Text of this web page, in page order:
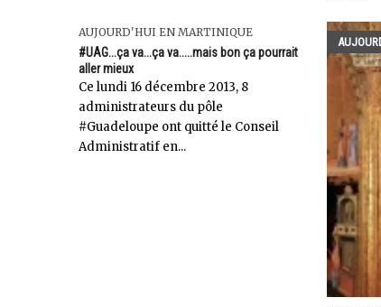
AUJOURD'HUI EN MARTINIQUE
#UAG...ça va...ça va.....mais bon ça pourrait
aller mieux
Ce lundi 16 décembre 2013, 8
administrateurs du pôle
#Guadeloupe ont quitté le Conseil
Administratif en...